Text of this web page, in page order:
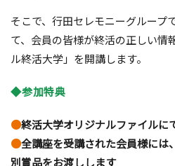
そこで、行田セレモニーグループ
て、会員の皆様が終活の正しい情
ル終活大学」を開講します。
◆参加特典
●終活大学オリジナルファイルに
●全講座を受講された会員様には
別賞品をお渡しします